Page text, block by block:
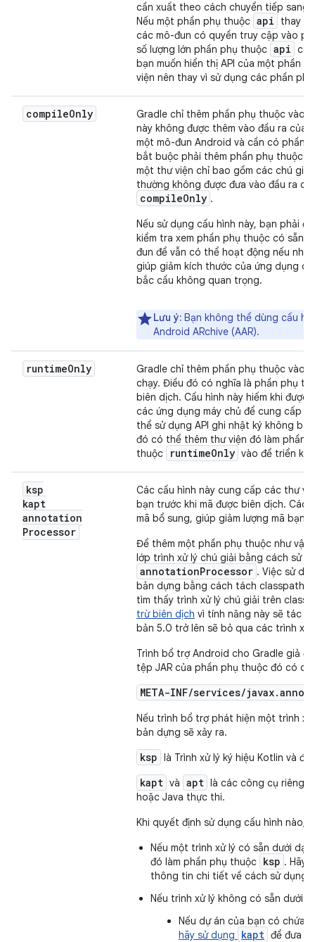
cần xuất theo cách chuyển tiếp sang
Nếu một phần phụ thuộc api
thay
các mô-đun có quyền truy cập vào
số lượng lớn phần phụ thuộc api có
bạn muốn hiển thị API của một phần
viện nên thay vì sử dụng các phần
compileOnly
Gradle chỉ thêm phần phụ thuộc vào
này không được thêm vào đầu ra của
một mô-đun Android và cần có phần
bắt buộc phải thêm phần phụ thuộc
một thư viện chỉ bao gồm các chú
thường không được đưa vào đầu ra
compileOnly .
Nếu sử dụng cấu hình này, bạn phải
kiểm tra xem phần phụ thuộc có sẵn
đun để vẫn có thể hoạt động nếu
giúp giảm kích thước của ứng dụng
bắc cầu không quan trọng.
Lưu ý: Bạn không thể dùng cấu
Android ARchive (AAR).
runtimeOnly
Gradle chỉ thêm phần phụ thuộc vào
chạy. Điều đó có nghĩa là phần phụ
biên dịch. Cấu hình này hiếm khi
các ứng dụng máy chủ để cung cấp
thể sử dụng API ghi nhật ký không
đó có thể thêm thư viện đó làm phần
thuộc
runtimeOnly vào để triển
ksp
kapt
annotation
Processor
Các cấu hình này cung cấp các thư
bạn trước khi mã được biên dịch. Các
mã bổ sung, giúp giảm lượng mã bạn
Để thêm một phần phụ thuộc như
lớp trình xử lý chú giải bằng cách sử
annotationProcessor . Việc sử
bản dựng bằng cách tách classpath
tìm thấy trình xử lý chú giải trên
trừ biên dịch vì tính năng này sẽ tác
bản 5.0 trở lên sẽ bỏ qua các trình
Trình bổ trợ Android cho Gradle giả
tệp JAR của phần phụ thuộc đó có
META-INF/services/
Nếu trình bổ trợ phát hiện một trình
bản dựng sẽ xảy ra.
ksp là Trình xử lý ký hiệu Kotlin và
kapt và apt là các công cụ riêng
hoặc Java thực thi.
Khi quyết định sử dụng cấu hình nào,
Nếu một trình xử lý có sẵn dưới
đó làm phần phụ thuộc ksp . Hãy
thông tin chi tiết về cách sử dụng
Nếu trình xử lý không có sẵn dưới
Nếu dự án của bạn có chứa
hãy sử dụng
kapt để đưa